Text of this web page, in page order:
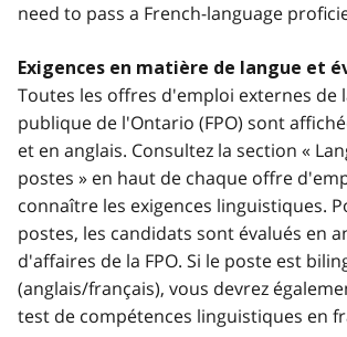
need to pass a French-language
Exigences en matière de langue et
Toutes les offres d'emploi externes de
publique de l'Ontario (FPO) sont
et en anglais. Consultez la section «
postes » en haut de chaque offre
connaître les exigences linguistiques.
postes, les candidats sont évalués en
d'affaires de la FPO. Si le poste est
(anglais/français), vous devrez
test de compétences linguistiques en